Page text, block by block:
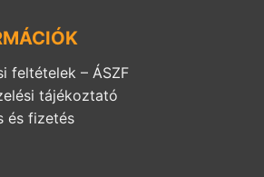
feltételek – ÁSZF
tájékoztató
és fizetés